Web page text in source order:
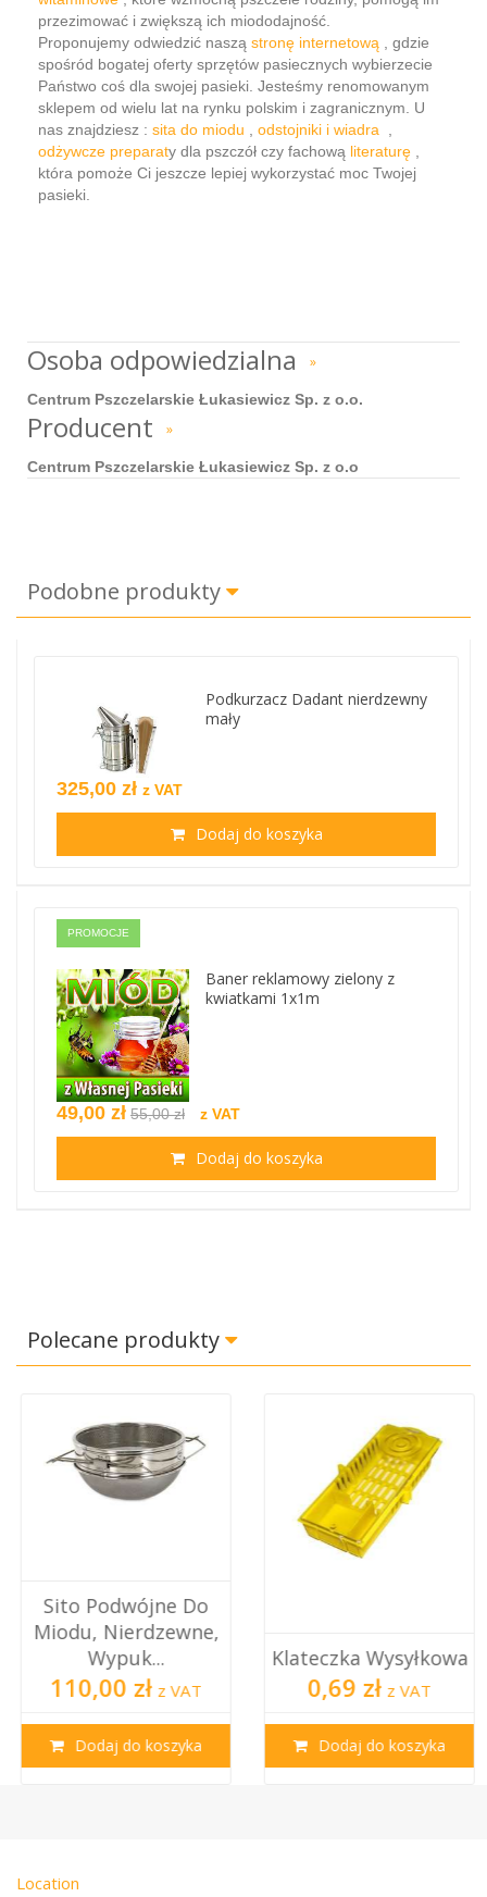
przezimować i zwiększą ich miododajność.
Proponujemy odwiedzić naszą stronę internetową
, gdzie
spośród bogatej oferty sprzętów pasiecznych wybierzecie
Państwo coś dla swojej pasieki. Jesteśmy renomowanym
sklepem od wielu lat na rynku polskim i zagranicznym. U
nas znajdziesz : sita do miodu odstojniki i wiadra
odżywcze preparaty dla pszczół czy fachową literaturę
która pomoże Ci jeszcze lepiej wykorzystać moc Twojej
pasieki.
Osoba odpowiedzialna »
Centrum Pszczelarskie Łukasiewicz Sp. z o.o.
Producent »
Centrum Pszczelarskie Łukasiewicz Sp. z o.o
Podobne produkty
Podkurzacz Dadant nierdzewny
mały
325,00 zł z VAT
Dodaj do koszyka
PROMOCJE
Baner reklamowy zielony z
kwiatkami 1x1m
49,00 zł 55,00 zł z VAT
Dodaj do koszyka
Polecane produkty
Sito Podwójne Do
Miodu, Nierdzewne,
Wypuk...
110,00 zł z VAT
Dodaj do koszyka
Klateczka Wysyłkowa
0,69 zł z VAT
Dodaj do koszyka
Location